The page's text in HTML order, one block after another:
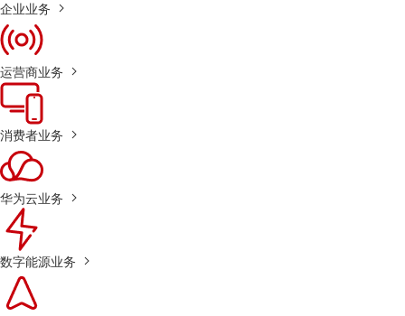
企业业务
运营商业务
消费者业务
华为云业务
数字能源业务